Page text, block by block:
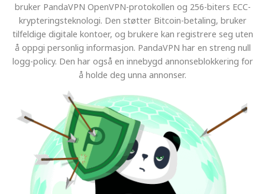
bruker PandaVPN OpenVPN-protokollen og 256-biters ECC-
krypteringsteknologi. Den støtter Bitcoin-betaling, bruker
tilfeldige digitale kontoer, og brukere kan registrere seg uten
å oppgi personlig informasjon. PandaVPN har en streng null
logg-policy. Den har også en innebygd annonseblokkering for
å holde deg unna annonser.